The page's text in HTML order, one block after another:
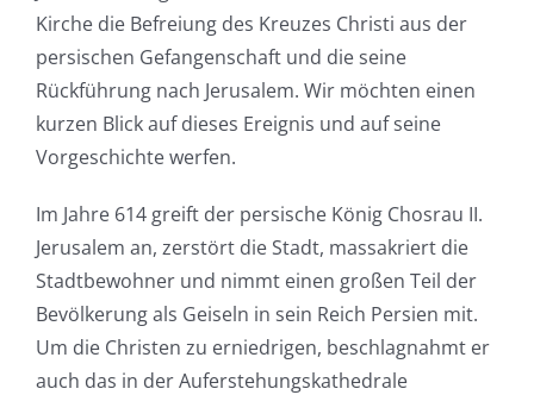
Kirche die Befreiung des Kreuzes Christi aus der
persischen Gefangenschaft und die seine
Rückführung nach Jerusalem. Wir möchten einen
kurzen Blick auf dieses Ereignis und auf seine
Vorgeschichte werfen.
Im Jahre 614 greift der persische König Chosrau II.
Jerusalem an, zerstört die Stadt, massakriert die
Stadtbewohner und nimmt einen großen Teil der
Bevölkerung als Geiseln in sein Reich Persien mit.
Um die Christen zu erniedrigen, beschlagnahmt er
auch das in der Auferstehungskathedrale